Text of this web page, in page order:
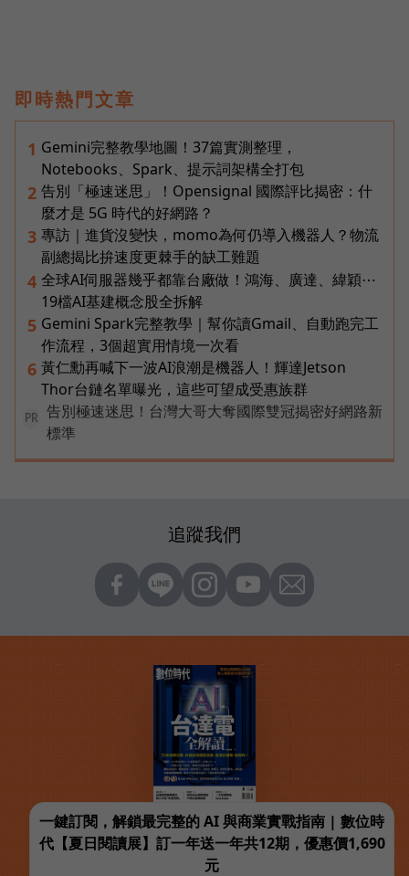
即時熱門文章
1 Gemini完整教學地圖！37篇實測整理，
Notebooks、Spark、提示詞架構全打包
2 告別「極速迷思」！Opensignal 國際評比揭密：什
麼才是 5G 時代的好網路？
3 專訪｜進貨沒變快，momo為何仍導入機器人？物流
副總揭比拚速度更棘手的缺工難題
4 全球AI伺服器幾乎都靠台廠做！鴻海、廣達、緯穎⋯
19檔AI基建概念股全拆解
5 Gemini Spark完整教學｜幫你讀Gmail、自動跑完工
作流程，3個超實用情境一次看
6 黃仁勳再喊下一波AI浪潮是機器人！輝達Jetson
Thor台鏈名單曝光，這些可望成受惠族群
PR
告別極速迷思！台灣大哥大奪國際雙冠揭密好網路新
標準
追蹤我們
一鍵訂閱，解鎖最完整的 AI 與商業實戰指南 | 數位時
代【夏日閱讀展】訂一年送一年共12期，優惠價1,690
元